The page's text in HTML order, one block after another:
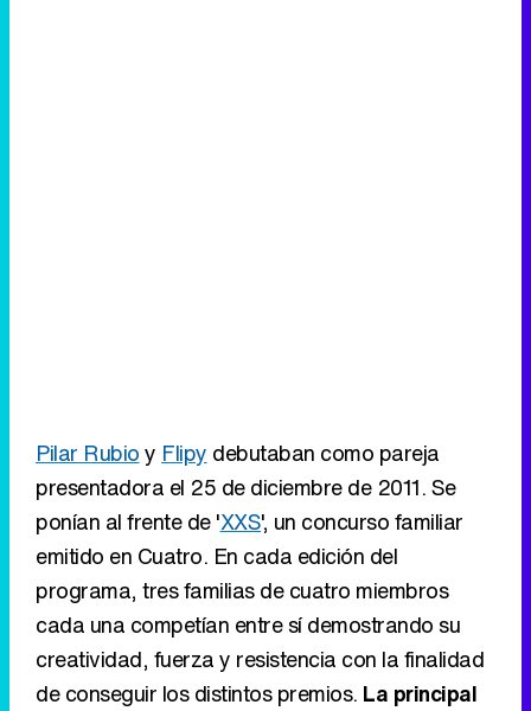
Pilar Rubioy Flipy debutaban como pareja
presentadora el 25 de diciembre de 2011. Se
ponían al frente de 'XXS', un concurso familiar
emitido en Cuatro. En cada edición del
programa, tres familias de cuatro miembros
cada una competían entre sí demostrando su
creatividad, fuerza y resistencia con la finalidad
de conseguir los distintos premios. La principal